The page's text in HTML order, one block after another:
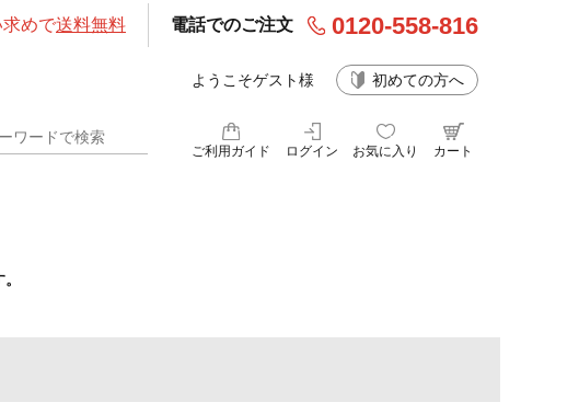
求めで送料無料 電話でのご注文 0120-558-816
ようこそゲスト様 初めての方へ
ご利用ガイド ログイン お気に入り カート